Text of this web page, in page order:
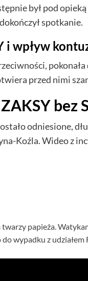
był pod
spotkanie.
i wpływ
przed nimi
bez
odniesione,
Koźla. Wideo z
papieża.
wypadku z udziałem